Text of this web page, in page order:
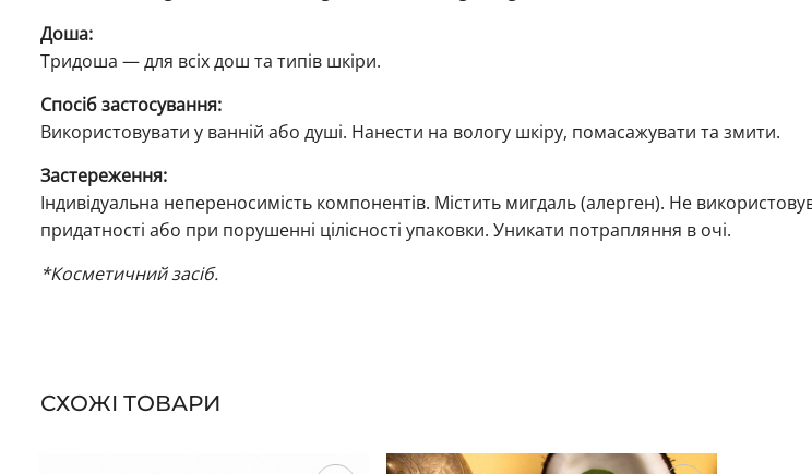
Доша:
Тридоша — для всіх дош та типів шкіри.
Спосіб застосування:
Використовувати у ванній або душі. Нанести на вологу шкіру, помасажувати та змити.
Застереження:
Індивідуальна непереносимість компонентів. Містить мигдаль (алерген). Не
придатності або при порушенні цілісності упаковки. Уникати потрапляння в очі.
*Косметичний засіб.
СХОЖІ ТОВАРИ